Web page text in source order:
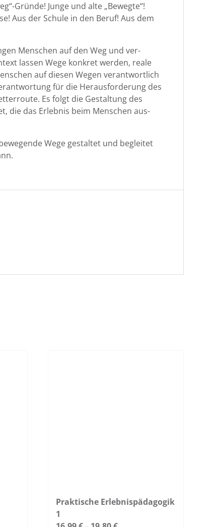
Gründe! Junge und alte „Bewegte“!
Aus der Schule in den Beruf! Aus dem
Men­schen auf den Weg und ver­
lassen Wege konkret wer­den, reale
auf diesen Wegen ver­ant­wortlich
für die Her­aus­forderung des
Es fol­gt die Gestal­tung des
die das Erleb­nis beim Men­schen aus­
Wege gestal­tet und begleit­et
Praktische Erlebnispädagogik
1